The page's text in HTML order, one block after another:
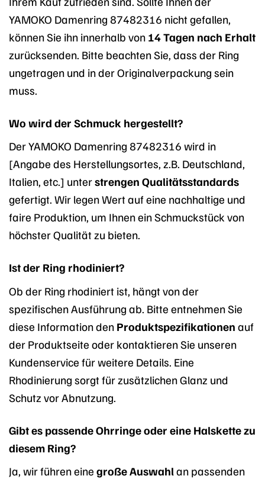
YAMOKO Damenring 87482316 nicht gefallen,
können Sie ihn innerhalb von 14 Tagen nach Erhalt
zurücksenden. Bitte beachten Sie, dass der Ring
ungetragen und in der Originalverpackung sein
muss.
Wo wird der Schmuck hergestellt?
Der YAMOKO Damenring 87482316 wird in
[Angabe des Herstellungsortes, z.B. Deutschland,
Italien, etc.] unterstrengen Qualitätsstandards
gefertigt. Wir legen Wert auf eine nachhaltige und
faire Produktion, um Ihnen ein Schmuckstück von
höchster Qualität zu bieten.
Ist der Ring rhodiniert?
Ob der Ring rhodiniert ist, hängt von der
spezifischen Ausführung ab. Bitte entnehmen Sie
diese Information den Produktspezifikationen auf
der Produktseite oder kontaktieren Sie unseren
Kundenservice für weitere Details. Eine
Rhodinierung sorgt für zusätzlichen Glanz und
Schutz vor Abnutzung.
Gibt es passende Ohrringe oder eine Halskette zu
diesem Ring?
Ja, wir führen eine große Auswahl an passenden